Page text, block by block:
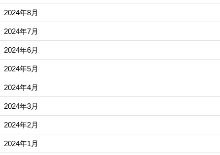
2024年8月
2024年7月
2024年6月
2024年5月
2024年4月
2024年3月
2024年2月
2024年1月